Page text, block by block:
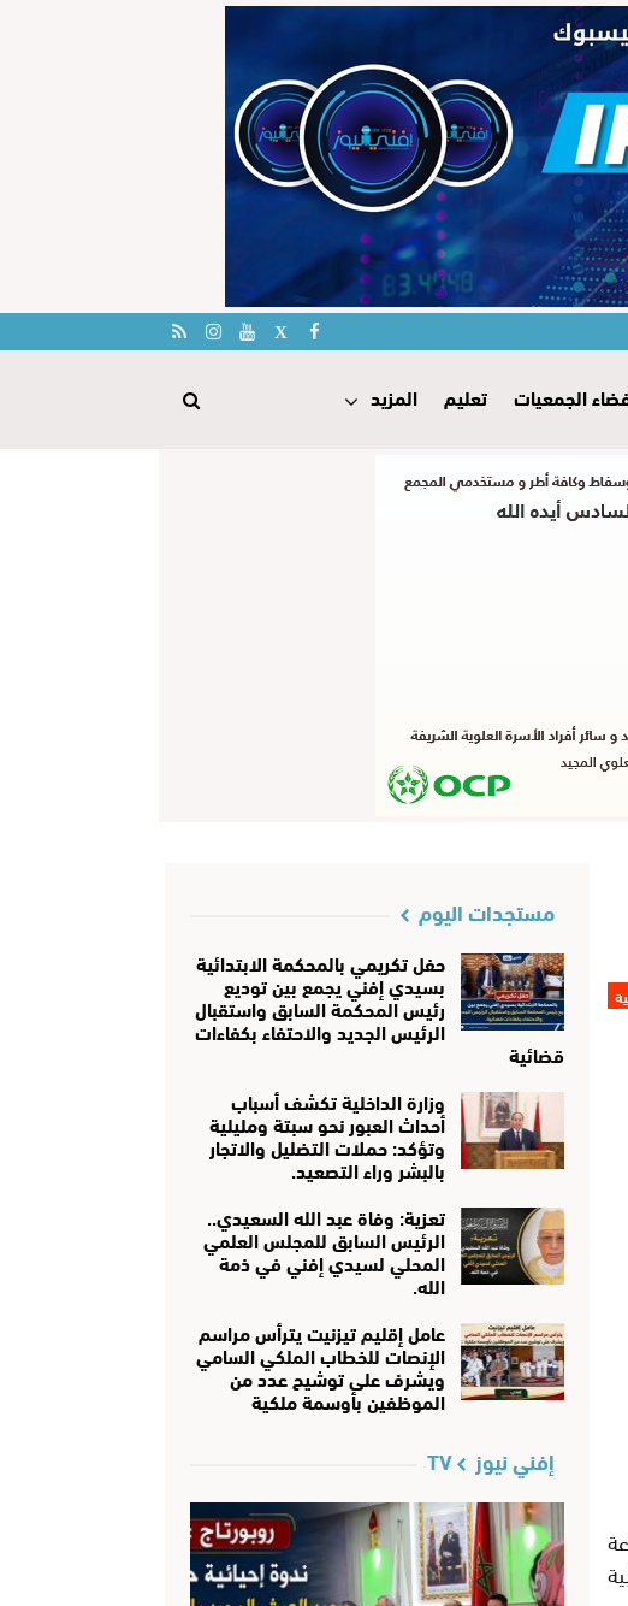
الجمعيات تعليم المزيد
مستجدات اليوم
حفل تكريمي بالمحكمة الابتدائية
بسيدي إفني يجمع بين توديع
رئيس المحكمة السابق واستقبال
الرئيس الجديد والاحتفاء بكفاءات
قضائية
وزارة الداخلية تكشف أسباب
أحداث العبور نحو سبتة ومليلية
وتؤكد: حملات التضليل والاتجار
بالبشر وراء التصعيد.
تعزية: وفاة عبد الله السعيدي..
الرئيس السابق للمجلس العلمي
المحلي لسيدي إفني في ذمة
الله.
عامل إقليم تيزنيت يترأس مراسم
الإنصات للخطاب الملكي السامي
ويشرف على توشيح عدد من
الموظفين بأوسمة ملكية
إفني نيوز TV